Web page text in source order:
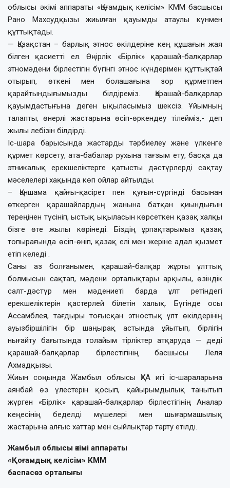
облысы әкімі аппараты «Қоғамдық келісім» КММ басшысы
Рано Махсудқызы жиылған қауымды атаулы күнмен
құттықтады.
— Қазақстан – барлық этнос өкілдеріне кең құшағын жая
білген қасиетті ел. Өңірлік «Бірлік» қарашай-балқарлар
этномәдени бірлестігін бүгінгі этнос күндерімен құттықтай
отырып, өткені мен болашағына зор құрметпен
қарайтындығымызды білдіреміз. Қарашай-балқарлар
қауымдастығына деген ықыласымыз шексіз. Ұйымның
талапты, өнерлі жастарына өсіп-өркендеу тілейміз,- деп
жылы лебізін білдірді.
Іс-шара барысында жастарды тәрбиелеу және үлкенге
құрмет көрсету, ата-бабалар рухына тағзым ету, басқа да
этникалық ерекшеліктерге қатысты дәстүрлерді сақтау
мәселелері хақында көп ойлар айтылды.
– Қаншама қайғы-қасірет пен қуғын-сүргінді басынан
өткерген қарашайлардың жанына батқан қиындығын
тереңінен түсініп, ыстық ықыласын көрсеткен қазақ халқы
бізге өте жылы көрінеді. Біздің ұрпақтарымыз қазақ
топырағында өсіп-өніп, қазақ елі мен жеріне адал қызмет
етіп келеді .
Саны аз болғанымен, қарашай-балқар жұрты ұлттық
болмысын сақтап, мәдени орталықтары арқылы, өзіндік
салт-дәстүр мен мәдениеті барда ұлт ретіндегі
ерекшеліктерін қастерлей білетін халық. Бүгінде осы
Ассамблея, тағдыры тоғысқан этностық ұлт өкілдерінің
ауызбіршілігін бір шаңырақ астында ұйытып, бірлігін
нығайту бағытында толайым тірліктер атқаруда — деді
қарашай-балқарлар бірлестігінің басшысы Леля
Ахмадқызы.
Жиын соңында Жамбыл облысы ҚХА игі іс-шараларына
аянбай өз үлестерін қосып, қайырымдылық танытып
жүрген «Бірлік» қарашай-балқарлар бірлестігінің Аналар
кеңесінің беделді мүшелері мен шығармашылық
жастарына алғыс хаттар мен сыйлықтар тарту етілді.
Жамбыл облысы әкімі аппараты
«Қоғамдық келісім» КММ
баспасөз орталығы